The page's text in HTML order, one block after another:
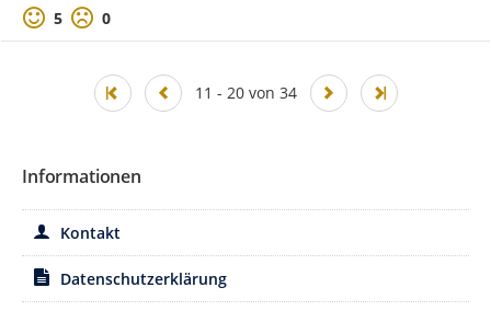
Positive Bewertung
5 Negative Bewertung
0
11 - 20 von 34
Informationen
Kontakt
Datenschutzerklärung